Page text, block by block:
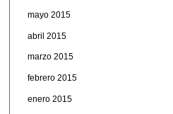
mayo 2015
abril 2015
marzo 2015
febrero 2015
enero 2015